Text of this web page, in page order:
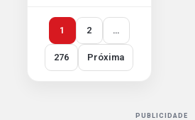
1 2 …
276 Próxima
PUBLICIDADE